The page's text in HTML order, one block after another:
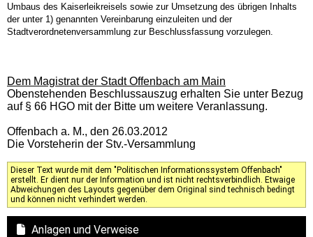
Umbaus des Kaiserleikreisels sowie zur Umsetzung des übrigen Inhalts
der unter 1) genannten Vereinbarung einzuleiten und der
Stadtverordnetenversammlung zur Beschlussfassung vorzulegen.
Dem Magistrat der Stadt Offenbach am Main
Obenstehenden Beschlussauszug erhalten Sie unter Bezug
auf § 66 HGO mit der Bitte um weitere Veranlassung.
Offenbach a. M., den 26.03.2012
Die Vorsteherin der Stv.-Versammlung
Dieser Text wurde mit dem "Politischen Informationssystem Offenbach"
erstellt. Er dient nur der Information und ist nicht rechtsverbindlich. Etwaige
Abweichungen des Layouts gegenüber dem Original sind technisch bedingt
und können nicht verhindert werden.
Anlagen und Verweise